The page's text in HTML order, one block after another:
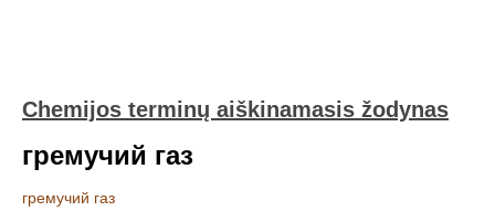
Chemijos terminų aiškinamasis žodynas
гремучий газ
гремучий газ